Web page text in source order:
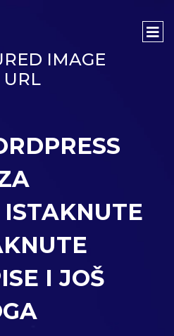
IMAGE
URL
I JOŠ